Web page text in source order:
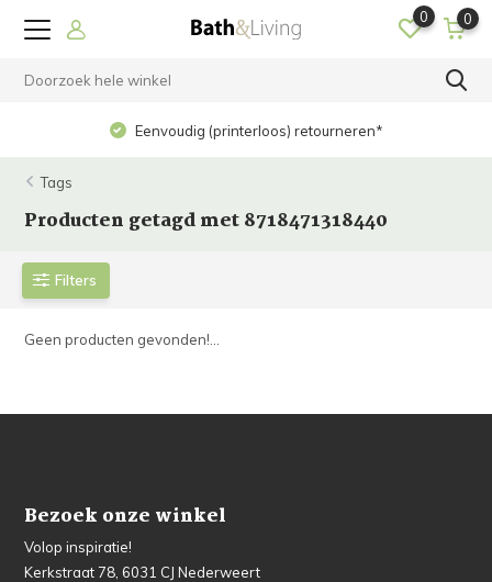
0 0
Eenvoudig (printerloos) retourneren*
Tags
Producten getagd met 8718471318440
Filters
Geen producten gevonden!...
Bezoek onze winkel
Volop inspiratie!
Kerkstraat 78, 6031 CJ Nederweert